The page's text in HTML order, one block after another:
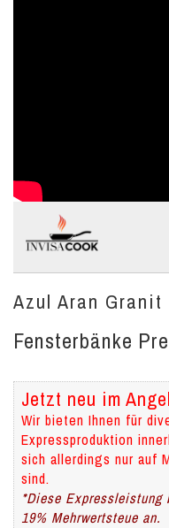
Azul Aran Granit
Fensterbänke
Jetzt neu im
Wir bieten Ihnen für
Expressproduktion
sich allerdings nur auf
sind.
*Diese
19% Mehrwertsteue an.